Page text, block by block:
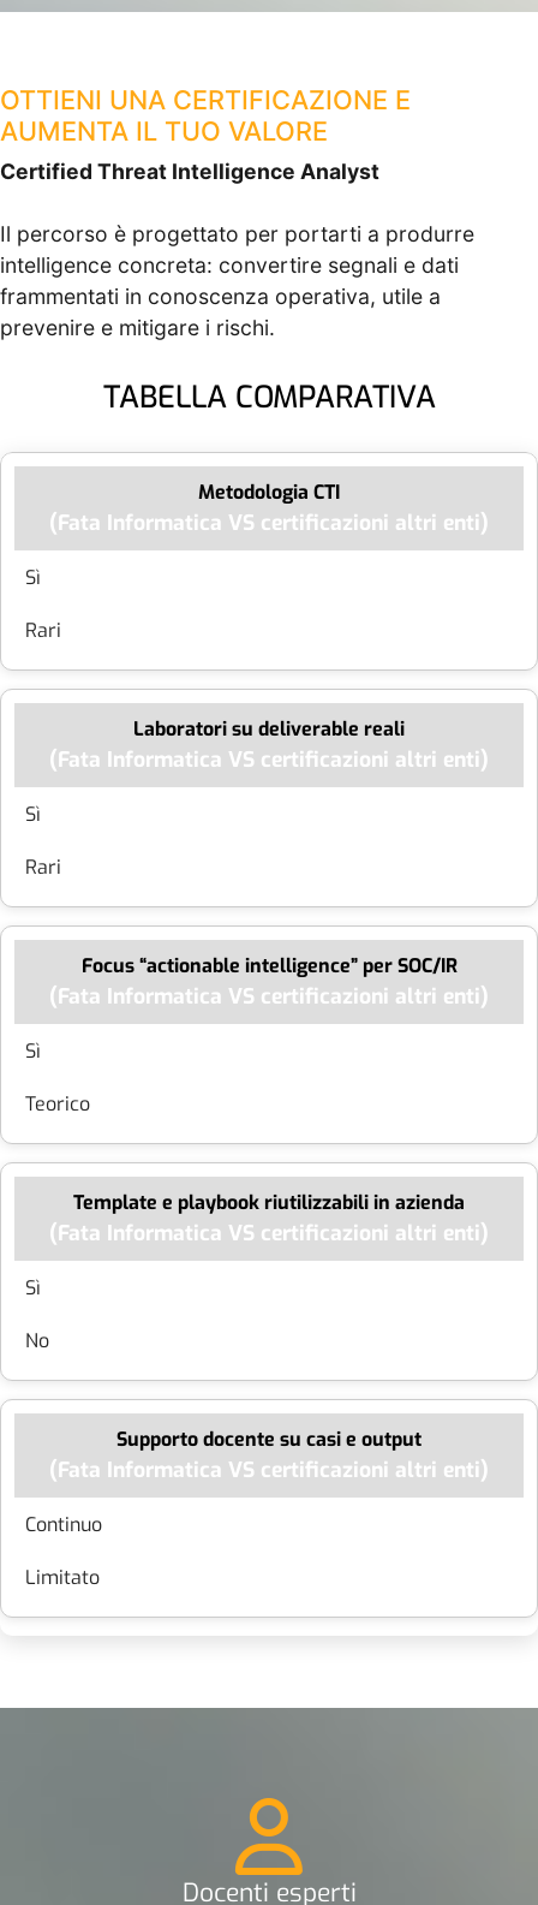
OTTIENI UNA CERTIFICAZIONE E
AUMENTA IL TUO VALORE
Certified Threat Intelligence Analyst
Il percorso è progettato per portarti a produrre
intelligence concreta: convertire segnali e dati
frammentati in conoscenza operativa, utile a
prevenire e mitigare i rischi.
TABELLA COMPARATIVA
Metodologia CTI
Sì
Rari
Laboratori su deliverable reali
Sì
Rari
Focus “actionable intelligence” per SOC/IR
Sì
Teorico
Template e playbook riutilizzabili in azienda
Sì
No
Supporto docente su casi e output
Continuo
Limitato
Docenti esperti